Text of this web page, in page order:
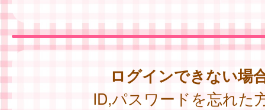
ログインできない場
ID,パスワードを忘れた